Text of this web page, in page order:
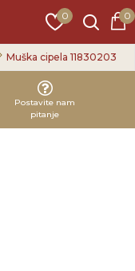
0 0
Muška cipela 11830203
Postavite nam
pitanje